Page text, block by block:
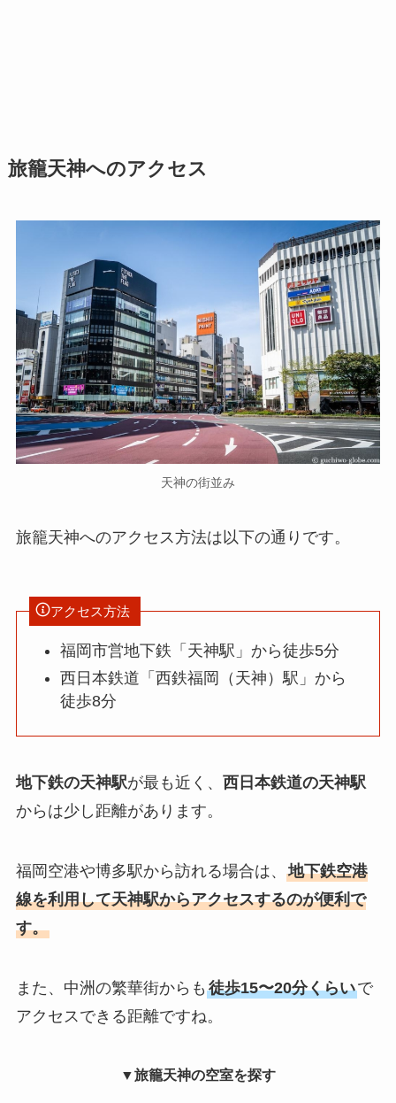
旅籠天神へのアクセス
天神の街並み
旅籠天神へのアクセス方法は以下の通りです。
アクセス方法
福岡市営地下鉄「天神駅」から徒歩5分
西日本鉄道「西鉄福岡（天神）駅」から
徒歩8分
地下鉄の天神駅が最も近く、 西日本鉄道の天神駅
からは少し距離があります。
福岡空港や博多駅から訪れる場合は、 地下鉄空港
線を利用して天神駅からアクセスするのが便利で
す。
また、中洲の繁華街からも 徒歩15〜20分くらいで
アクセスできる距離ですね。
▼旅籠天神の空室を探す